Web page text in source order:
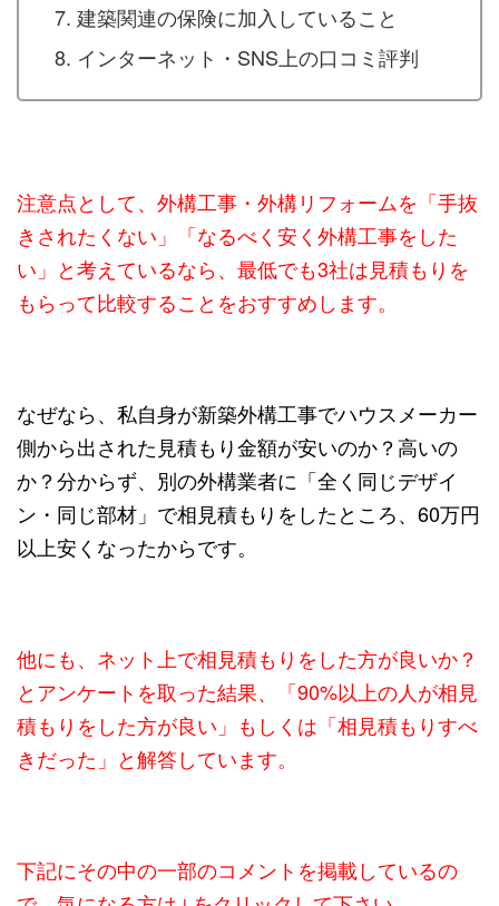
建築関連の保険に加入していること
インターネット・SNS上の口コミ評判
注意点として、外構工事・外構リフォームを「手抜
きされたくない」「なるべく安く外構工事をした
い」と考えているなら、 最低でも3社は見積もりを
もらって比較することをおすすめします。
なぜなら、私自身が新築外構工事でハウスメーカー
側から出された見積もり金額が安いのか？高いの
か？分からず、別の外構業者に「全く同じデザイ
ン・同じ部材」で相見積もりをしたところ、60万円
以上安くなったからです。
他にも、ネット上で相見積もりをした方が良いか？
とアンケートを取った結果、「90%以上の人が相見
積もりをした方が良い」もしくは「相見積もりすべ
きだった」と解答しています。
下記にその中の一部のコメントを掲載しているの